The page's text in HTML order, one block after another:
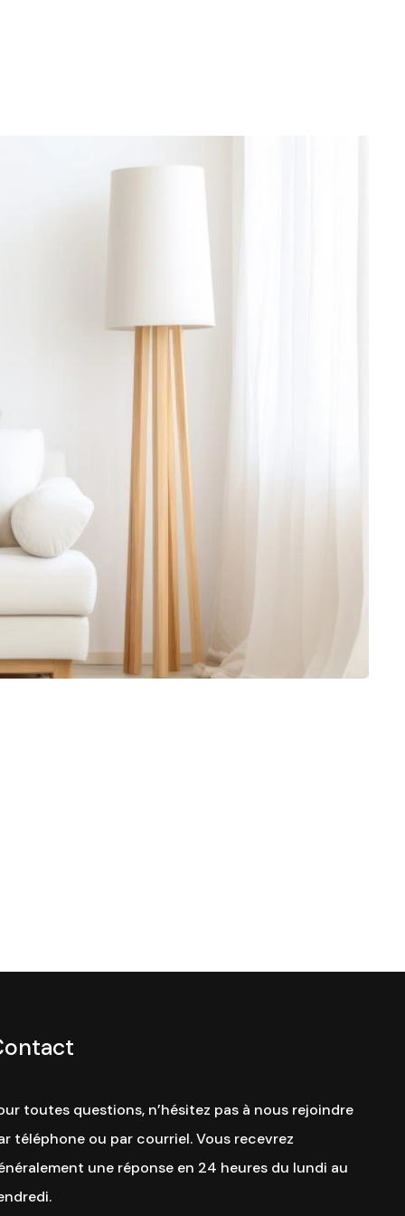
toutes questions, n’hésitez pas à nous rejoindre
téléphone ou par courriel. Vous recevrez
une réponse en 24 heures du lundi au